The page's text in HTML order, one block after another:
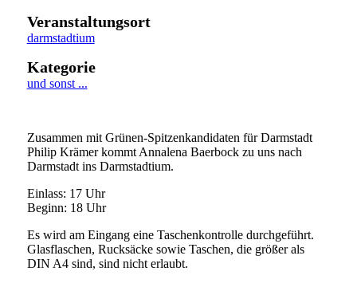
Veranstaltungsort
darmstadtium
Kategorie
und sonst ...
Zusammen mit Grünen-Spitzenkandidaten für Darmstadt
Philip Krämer kommt Annalena Baerbock zu uns nach
Darmstadt ins Darmstadtium.
Einlass: 17 Uhr
Beginn: 18 Uhr
Es wird am Eingang eine Taschenkontrolle durchgeführt.
Glasflaschen, Rucksäcke sowie Taschen, die größer als
DIN A4 sind, sind nicht erlaubt.